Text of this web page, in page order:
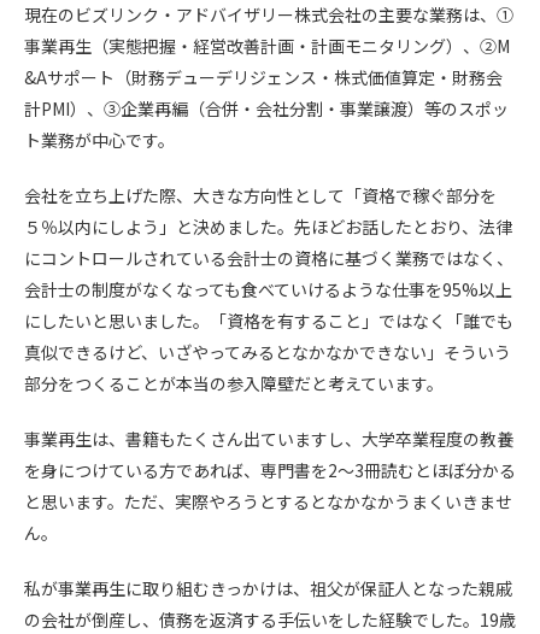
現在のビズリンク・アドバイザリー株式会社の主要な業務は、①
事業再生（実態把握・経営改善計画・計画モニタリング）、②M
&Aサポート（財務デューデリジェンス・株式価値算定・財務会
計PMI）、③企業再編（合併・会社分割・事業譲渡）等のスポッ
ト業務が中心です。
会社を立ち上げた際、大きな方向性として「資格で稼ぐ部分を
５％以内にしよう」と決めました。先ほどお話したとおり、法律
にコントロールされている会計士の資格に基づく業務ではなく、
会計士の制度がなくなっても食べていけるような仕事を95%以上
にしたいと思いました。「資格を有すること」ではなく「誰でも
真似できるけど、いざやってみるとなかなかできない」そういう
部分をつくることが本当の参入障壁だと考えています。
事業再生は、書籍もたくさん出ていますし、大学卒業程度の教養
を身につけている方であれば、専門書を2～3冊読むとほぼ分かる
と思います。ただ、実際やろうとするとなかなかうまくいきませ
ん。
私が事業再生に取り組むきっかけは、祖父が保証人となった親戚
の会社が倒産し、債務を返済する手伝いをした経験でした。19歳